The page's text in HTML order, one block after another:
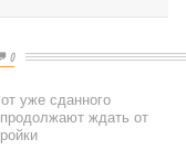
0
уже сданного
ждать от